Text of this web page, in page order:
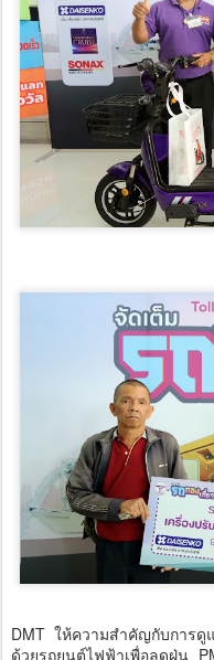
DMT ให้ความสำคัญกับการดู
ด้วยรถยนต์ไฟฟ้าเพื่อลดฝุ่น